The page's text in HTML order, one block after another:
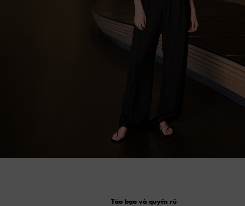
Táo bạo và quyến rũ